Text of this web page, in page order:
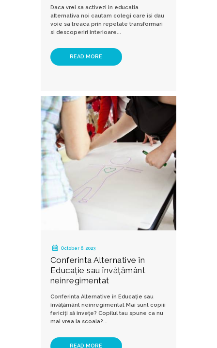
Daca vrei sa activezi in educatia
alternativa noi cautam colegi care isi dau
voie sa treaca prin repetate transformari
si descoperiri interioare...
READ MORE
October 6, 2023
Conferinta Alternative în
Educație sau învățământ
neinregimentat
Conferinta Alternative în Educație sau
învățământ neinregimentat Mai sunt copiii
fericiți să invețe? Copilul tau spune ca nu
mai vrea la scoala?...
READ MORE